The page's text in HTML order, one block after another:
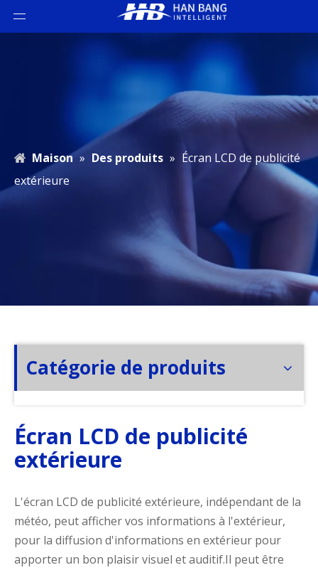
Maison » Des produits » Écran LCD de publicité
extérieure
Catégorie de produits
Écran LCD de publicité
extérieure
L'écran LCD de publicité extérieure, indépendant de la
météo, peut afficher vos informations à l'extérieur,
pour la diffusion d'informations en extérieur pour
apporter un bon plaisir visuel et auditif.Il peut être